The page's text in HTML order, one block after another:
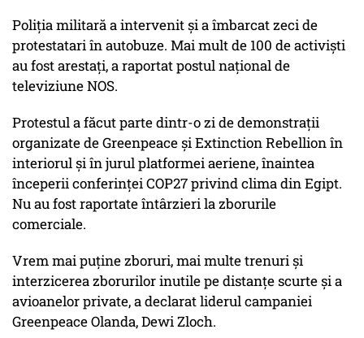
Poliţia militară a intervenit şi a îmbarcat zeci de
protestatari în autobuze. Mai mult de 100 de activişti
au fost arestaţi, a raportat postul naţional de
televiziune NOS.
Protestul a făcut parte dintr-o zi de demonstraţii
organizate de Greenpeace şi Extinction Rebellion în
interiorul şi în jurul platformei aeriene, înaintea
începerii conferinţei COP27 privind clima din Egipt.
Nu au fost raportate întârzieri la zborurile
comerciale.
Vrem mai puţine zboruri, mai multe trenuri şi
interzicerea zborurilor inutile pe distanţe scurte şi a
avioanelor private, a declarat liderul campaniei
Greenpeace Olanda, Dewi Zloch.